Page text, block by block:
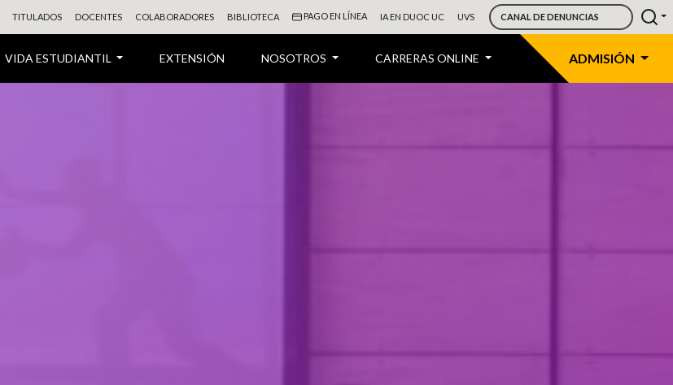
VIDA ESTUDIANTIL EXTENSIÓN NOSOTROS CARRERAS ONLINE ADMISIÓN
TITULADOS DOCENTES COLABORADORES BIBLIOTECA PAGO EN LÍNEA IA EN DUOC UC UVS CANAL DE DENUNCIAS